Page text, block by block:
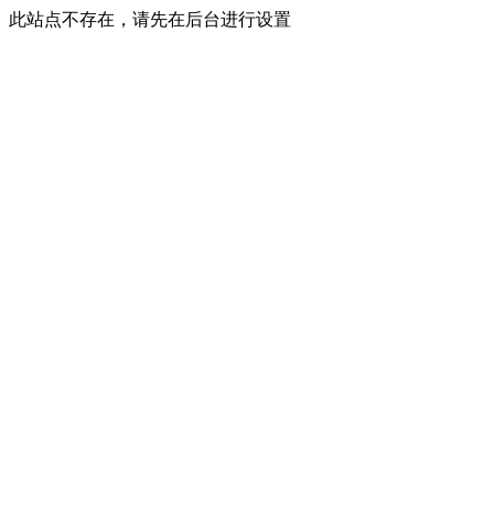
此站点不存在，请先在后台进行设置